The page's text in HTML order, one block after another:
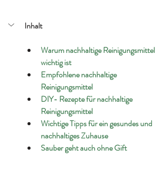
Inhalt
Warum nachhaltige Reinigungsmittel
wichtig ist
Empfohlene nachhaltige
Reinigungsmittel
DIY- Rezepte für nachhaltige
Reinigungsmittel
Wichtige Tipps für ein gesundes und
nachhaltiges Zuhause
Sauber geht auch ohne Gift